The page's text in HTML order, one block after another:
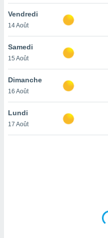
votre
à
en
le
Vendredi
14 Août
Samedi
15 Août
Dimanche
16 Août
Lundi
17 Août